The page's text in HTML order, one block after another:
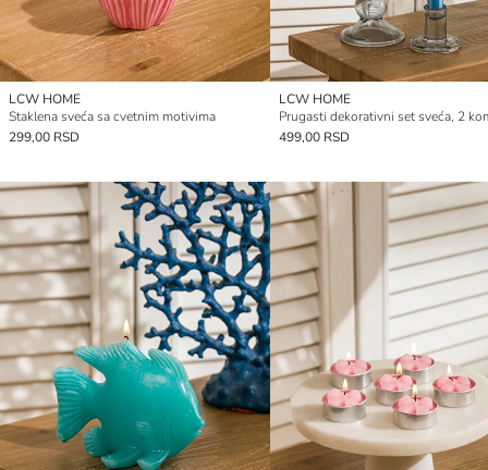
LCW HOME
Staklena sveća sa cvetnim motivima
299,00 RSD
LCW HOME
Prugasti dekorativni set sveća, 2
499,00 RSD